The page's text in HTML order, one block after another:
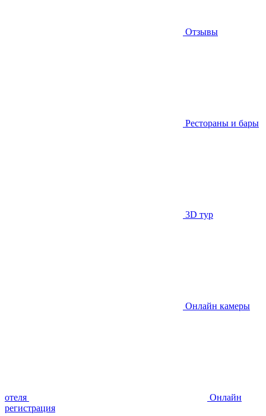
Отзывы
Рестораны и бары
3D тур
Онлайн камеры
отеля
Онлайн
регистрация